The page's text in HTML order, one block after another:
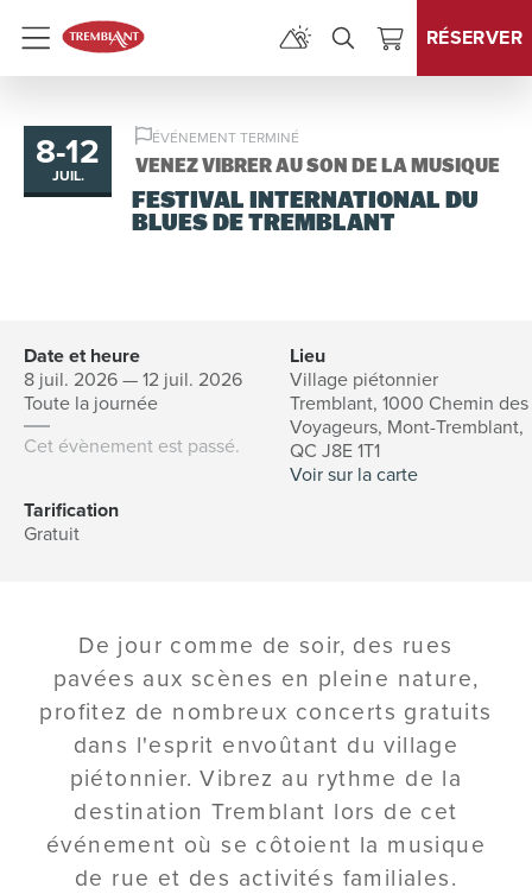
Menu RÉSERVER
8-au
12
JUIL.
ÉVÉNEMENT TERMINÉ
VENEZ VIBRER AU SON DE LA MUSIQUE
FESTIVAL INTERNATIONAL DU
BLUES DE TREMBLANT
Date et heure
8 juil. 2026 — 12 juil. 2026
Toute la journée
Cet évènement est passé.
Lieu
Village piétonnier
Tremblant, 1000 Chemin des
Voyageurs, Mont-Tremblant,
QC J8E 1T1
Voir sur la carte
Tarification
Gratuit
De jour comme de soir, des rues
pavées aux scènes en pleine nature,
profitez de nombreux concerts gratuits
dans l'esprit envoûtant du village
piétonnier. Vibrez au rythme de la
destination Tremblant lors de cet
événement où se côtoient la musique
de rue et des activités familiales.